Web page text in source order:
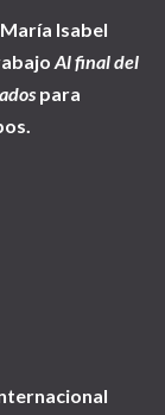
Isabel
Al final del
para